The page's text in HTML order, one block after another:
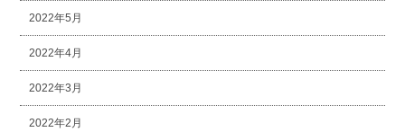
2022年5月
2022年4月
2022年3月
2022年2月